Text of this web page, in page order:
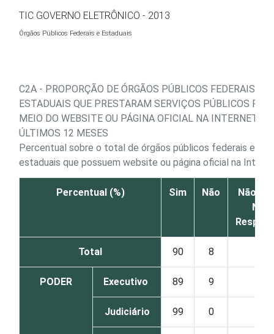
TIC GOVERNO ELETRÔNICO - 2013
Órgãos Públicos Federais e Estaduais
C2A - PROPORÇÃO DE ÓRGÃOS PÚBLICOS FEDERAIS E
ESTADUAIS QUE PRESTARAM SERVIÇOS PÚBLICOS POR
MEIO DO WEBSITE OU PÁGINA OFICIAL NA INTERNET
ÚLTIMOS 12 MESES
Percentual sobre o total de órgãos públicos federais e
estaduais que possuem website ou página oficial na
Percentual (%) Sim Não
Não
Não
Total 90 8
PODER Executivo 89 9
Judiciário 99 0